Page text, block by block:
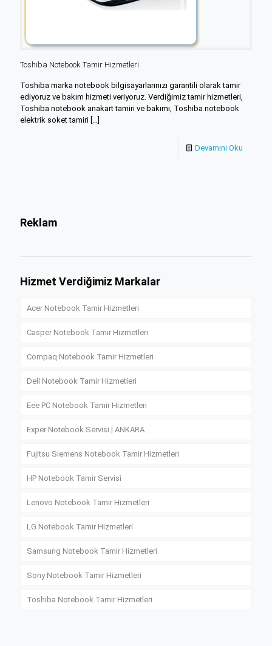
Toshiba Notebook Tamir Hizmetleri
Toshiba marka notebook bilgisayarlarınızı garantili olarak tamir
ediyoruz ve bakım hizmeti veriyoruz. Verdiğimiz tamir hizmetleri,
Toshiba notebook anakart tamiri ve bakımı, Toshiba notebook
elektrik soket tamiri
Devamını Oku
Reklam
Hizmet Verdiğimiz Markalar
Acer Notebook Tamir Hizmetleri
Casper Notebook Tamir Hizmetleri
Compaq Notebook Tamir Hizmetleri
Dell Notebook Tamir Hizmetleri
Eee PC Notebook Tamir Hizmetleri
Exper Notebook Servisi | ANKARA
Fujitsu Siemens Notebook Tamir Hizmetleri
HP Notebook Tamir Servisi
Lenovo Notebook Tamir Hizmetleri
LG Notebook Tamir Hizmetleri
Samsung Notebook Tamir Hizmetleri
Sony Notebook Tamir Hizmetleri
Toshiba Notebook Tamir Hizmetleri